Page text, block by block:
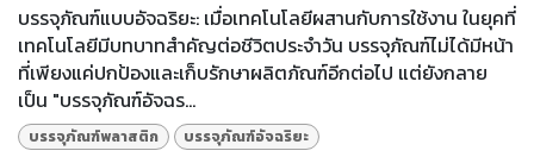
บรรจุภัณฑ์แบบอัจฉริยะ: เมื่อเทคโนโลยีผสานกับการใช้งาน ในยุคที่
เทคโนโลยีมีบทบาทสำคัญต่อชีวิตประจำวัน บรรจุภัณฑ์ไม่ได้มีหน้า
ที่เพียงแค่ปกป้องและเก็บรักษาผลิตภัณฑ์อีกต่อไป แต่ยังกลาย
เป็น "บรรจุภัณฑ์อัจฉร...
บรรจุภัณฑ์พลาสติก บรรจุภัณฑ์อัจฉริยะ